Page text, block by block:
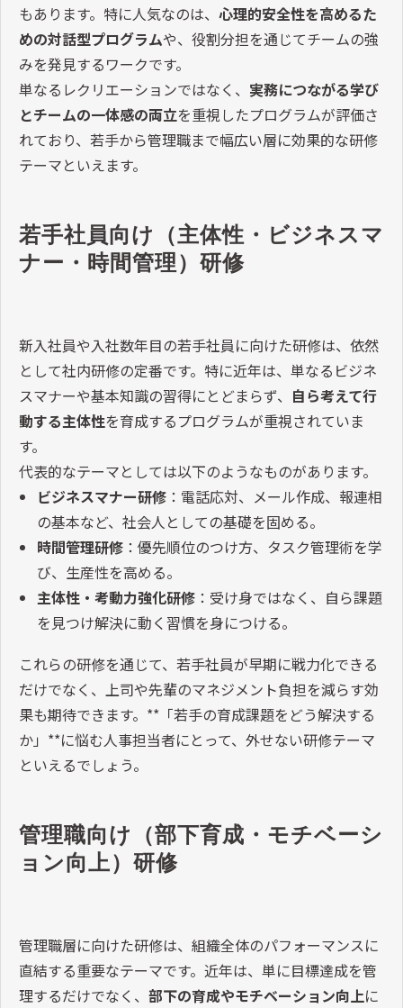
もあります。特に人気なのは、 心理的安全性を高めるた
めの対話型プログラムや、役割分担を通じてチームの強
みを発見するワークです。
単なるレクリエーションではなく、 実務につながる学び
とチームの一体感の両立を重視したプログラムが評価さ
れており、若手から管理職まで幅広い層に効果的な研修
テーマといえます。
若手社員向け（主体性・ビジネスマ
ナー・時間管理）研修
新入社員や入社数年目の若手社員に向けた研修は、依然
として社内研修の定番です。特に近年は、単なるビジネ
スマナーや基本知識の習得にとどまらず、 自ら考えて行
動する主体性を育成するプログラムが重視されていま
す。
代表的なテーマとしては以下のようなものがあります。
ビジネスマナー研修 ：電話応対、メール作成、報連相
の基本など、社会人としての基礎を固める。
時間管理研修 ：優先順位のつけ方、タスク管理術を学
び、生産性を高める。
主体性・考動力強化研修 ：受け身ではなく、自ら課題
を見つけ解決に動く習慣を身につける。
これらの研修を通じて、若手社員が早期に戦力化できる
だけでなく、上司や先輩のマネジメント負担を減らす効
果も期待できます。 ** 「若手の育成課題をどう解決する
か」 **に悩む人事担当者にとって、外せない研修テーマ
といえるでしょう。
管理職向け（部下育成・モチベーシ
ョン向上）研修
管理職層に向けた研修は、組織全体のパフォーマンスに
直結する重要なテーマです。近年は、単に目標達成を管
理するだけでなく、 部下の育成やモチベーション向上に